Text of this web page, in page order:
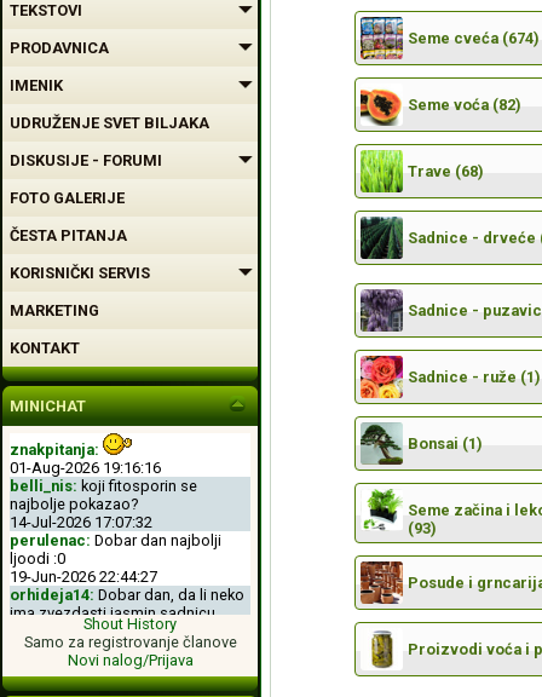
TEKSTOVI
PRODAVNICA
IMENIK
UDRUŽENJE SVET BILJAKA
DISKUSIJE - FORUMI
FOTO GALERIJE
ČESTA PITANJA
KORISNIČKI SERVIS
MARKETING
KONTAKT
MINICHAT
znakpitanja:
01-Aug-2026 19:16:16
belli_nis: koji fitosporin se
najbolje pokazao?
14-Jul-2026 17:07:32
perulenac: Dobar dan najbolji
ljoodi :0
19-Jun-2026 22:44:27
orhideja14: Dobar dan, da li neko
ima zvezdasti jasmin sadnicu.
04-Jun-2026 11:50:00
perulenac:Dobro veche dobri
ljoodi :-D
26-May-2026 23:11:49
Shout History
Samo za registrovanje članove
Novi nalog/Prijava
Seme cveća (674)
Seme voća (82)
Trave (68)
Sadnice - drveće
Sadnice -
Sadnice - ruže (1)
Bonsai (1)
Seme začina i
(93)
Posude i
Proizvodi voća i